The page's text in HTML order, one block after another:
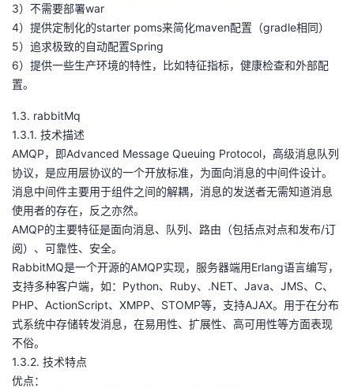
验
收
议
3）不需要部署war
4）提供定制化的starter poms来简化maven配置（gradle相同）
5）追求极致的自动配置Spring
6）提供一些生产环境的特性，比如特征指标，健康检查和外部配
置。
1.3. rabbitMq
1.3.1. 技术描述
AMQP，即Advanced Message Queuing Protocol，高级消息队列
协议，是应用层协议的一个开放标准，为面向消息的中间件设计。
消息中间件主要用于组件之间的解耦，消息的发送者无需知道消息
使用者的存在，反之亦然。
AMQP的主要特征是面向消息、队列、路由（包括点对点和发布/订
阅）、可靠性、安全。
RabbitMQ是一个开源的AMQP实现，服务器端用Erlang语言编写，
支持多种客户端，如：Python、Ruby、.NET、Java、JMS、C、
PHP、ActionScript、XMPP、STOMP等，支持AJAX。用于在分布
式系统中存储转发消息，在易用性、扩展性、高可用性等方面表现
不俗。
1.3.2. 技术特点
优点：